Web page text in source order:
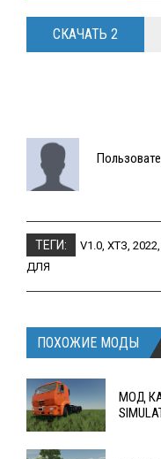
СКАЧАТЬ 2
ТЕГИ: V1.0, ХТЗ, 2022,
ДЛЯ
ПОХОЖИЕ МОДЫ
МОД